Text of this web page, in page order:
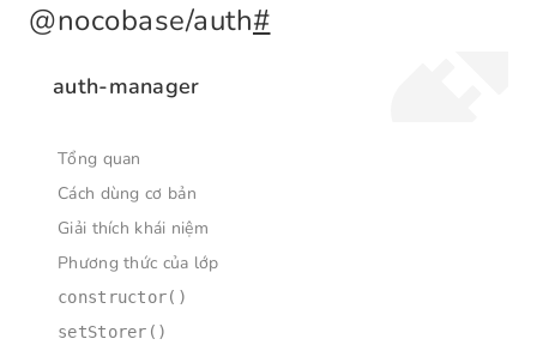
@nocobase/auth#
auth-manager
Tổng quan
Cách dùng cơ bản
Giải thích khái niệm
Phương thức của lớp
constructor()
setStorer()